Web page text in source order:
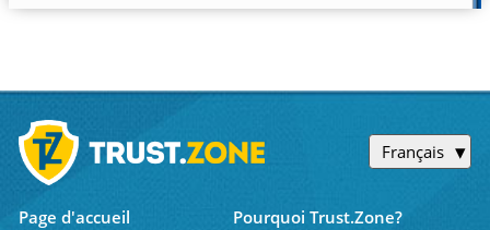
Français
Page d'accueil
Pourquoi Trust.Zone?